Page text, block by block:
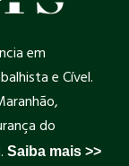
em
e Cível.
do
Saiba mais >>